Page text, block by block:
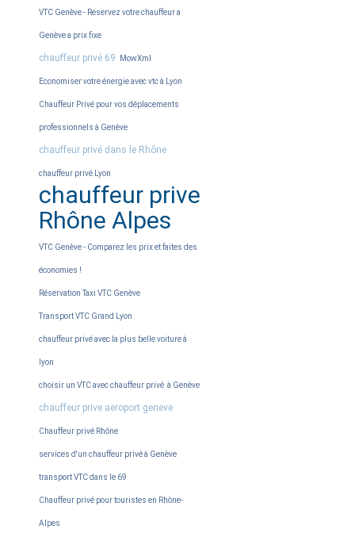
VTC Genève - Reservez votre chauffeur a
Genève a prix fixe
chauffeur privé 69 MowXml
Economiser votre énergie avec vtc à Lyon
Chauffeur Privé pour vos déplacements
professionnels à Genève
chauffeur privé dans le Rhône
chauffeur privé Lyon
chauffeur prive
Rhône Alpes
VTC Genève - Comparez les prix et faites des
économies !
Réservation Taxi VTC Genève
Transport VTC Grand Lyon
chauffeur privé avec la plus belle voiture à
lyon
choisir un VTC avec chauffeur privé à Genève
chauffeur prive aeroport geneve
Chauffeur privé Rhône
services d'un chauffeur privé à Genève
transport VTC dans le 69
Chauffeur privé pour touristes en Rhône-
Alpes